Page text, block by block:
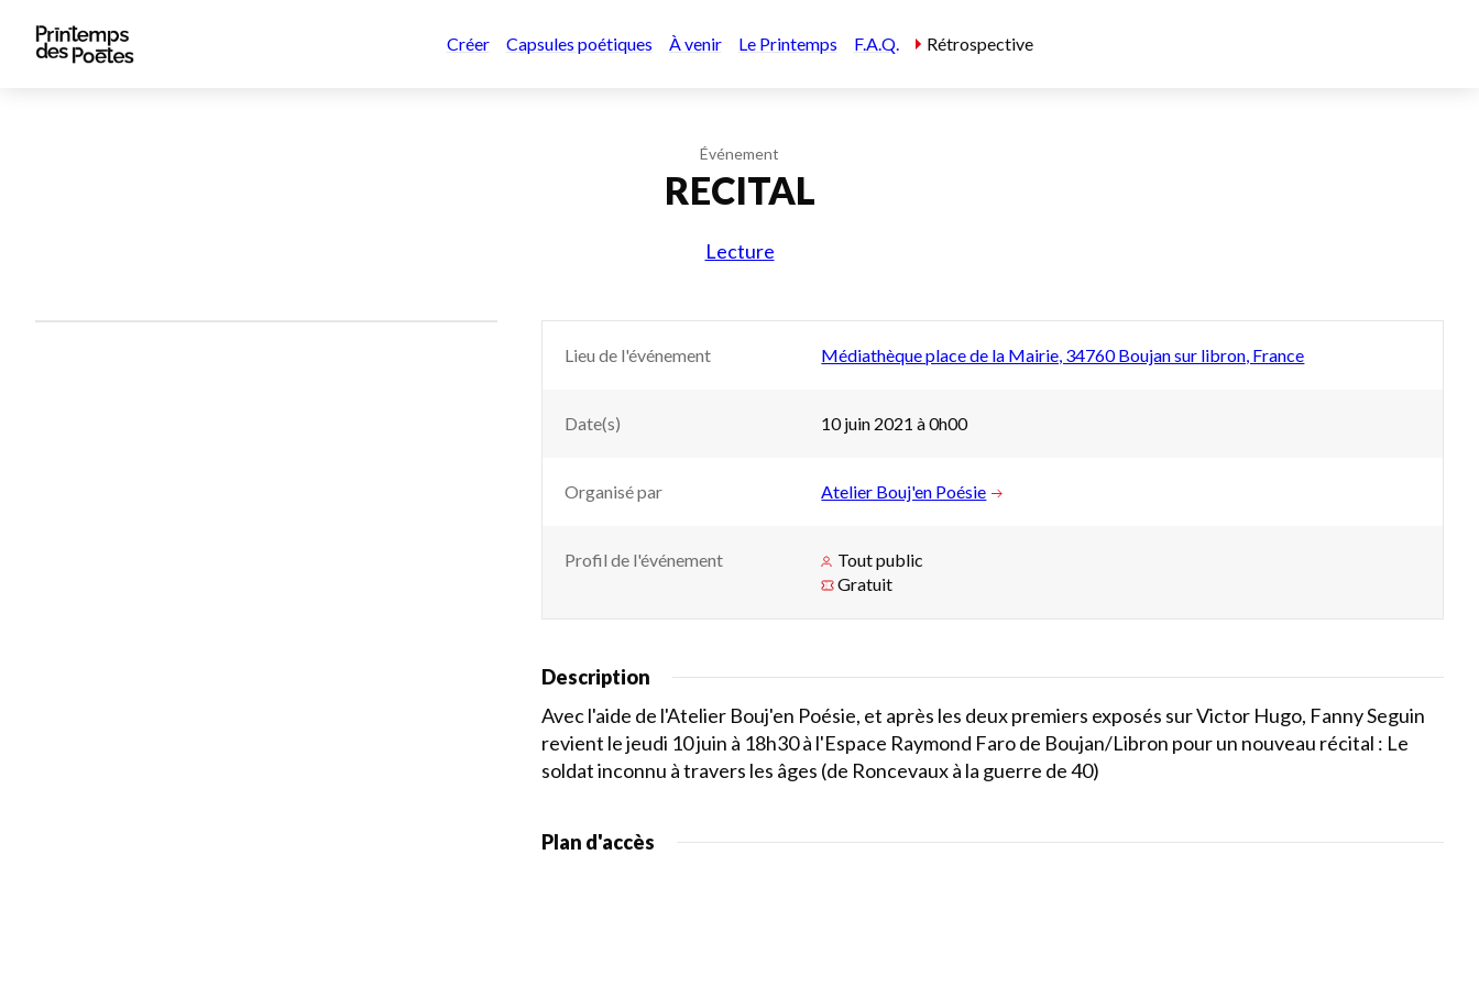
Créer Capsules poétiques À venir Le Printemps F.A.Q. Rétrospective
Événement
RECITAL
Lecture
Lieu de l'événement Médiathèque place de la Mairie, 34760 Boujan sur libron, France
Date(s) 10 juin 2021 à 0h00
Organisé par Atelier Bouj'en Poésie
Profil de l'événement
Tout public
Gratuit
Description
Avec l'aide de l'Atelier Bouj'en Poésie, et après les deux premiers exposés sur Victor Hugo, Fanny Seguin
revient le jeudi 10 juin à 18h30 à l'Espace Raymond Faro de Boujan/Libron pour un nouveau récital : Le
soldat inconnu à travers les âges (de Roncevaux à la guerre de 40)
Plan d'accès